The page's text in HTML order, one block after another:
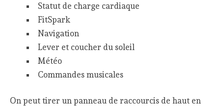
Statut de charge cardiaque
FitSpark
Navigation
Lever et coucher du soleil
Météo
Commandes musicales
On peut tirer un panneau de raccourcis de haut en